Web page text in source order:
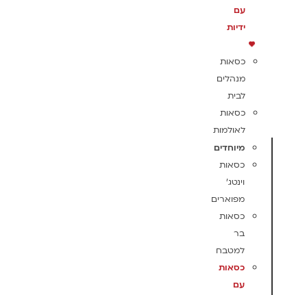
עם
ידיות
כסאות
מנהלים
לבית
כסאות
לאולמות
מיוחדים
כסאות
וינטג'
מפוארים
כסאות
בר
למטבח
כסאות
עם